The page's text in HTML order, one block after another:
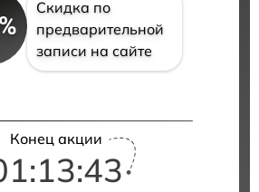
Скидка по
предварительной
записи на сайте
Конец акции